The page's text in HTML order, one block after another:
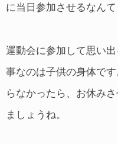
に当日参加させるなん
運動会に参加して思い
事なのは子供の身体で
らなかったら、お休み
ましょうね。